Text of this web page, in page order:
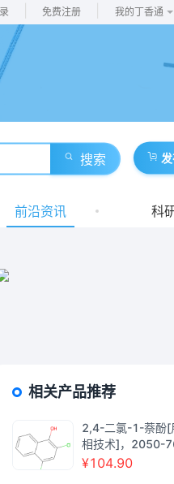
免费注册 我的丁香通
搜索
前沿资讯 科
相关产品推荐
2,4-二氯-1-萘酚[
相技术]，2050-
≥97%(GC)(T)，阿
¥104.90